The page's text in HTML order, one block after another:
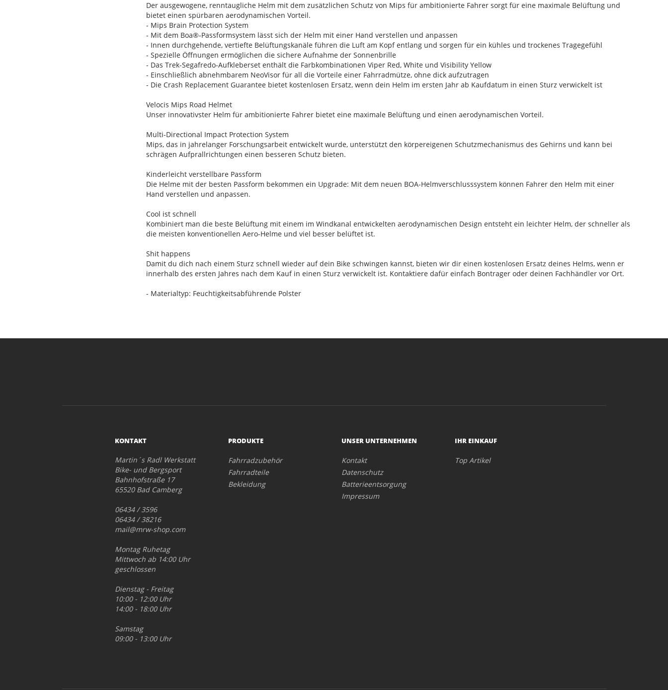
Der ausgewogene, renntaugliche Helm mit dem zusätzlichen Schutz von Mips für ambitionierte Fahrer sorgt für eine maximale Belüftung und
bietet einen spürbaren aerodynamischen Vorteil.
- Mips Brain Protection System
- Mit dem Boa®-Passformsystem lässt sich der Helm mit einer Hand verstellen und anpassen
- Innen durchgehende, vertiefte Belüftungskanäle führen die Luft am Kopf entlang und sorgen für ein kühles und trockenes Tragegefühl
- Spezielle Öffnungen ermöglichen die sichere Aufnahme der Sonnenbrille
- Das Trek-Segafredo-Aufkleberset enthält die Farbkombinationen Viper Red, White und Visibility Yellow
- Einschließlich abnehmbarem NeoVisor für all die Vorteile einer Fahrradmütze, ohne dick aufzutragen
- Die Crash Replacement Guarantee bietet kostenlosen Ersatz, wenn dein Helm im ersten Jahr ab Kaufdatum in einen Sturz verwickelt ist
Velocis Mips Road Helmet
Unser innovativster Helm für ambitionierte Fahrer bietet eine maximale Belüftung und einen aerodynamischen Vorteil.
Multi-Directional Impact Protection System
Mips, das in jahrelanger Forschungsarbeit entwickelt wurde, unterstützt den körpereigenen Schutzmechanismus des Gehirns und kann bei
schrägen Aufprallrichtungen einen besseren Schutz bieten.
Kinderleicht verstellbare Passform
Die Helme mit der besten Passform bekommen ein Upgrade: Mit dem neuen BOA-Helmverschlusssystem können Fahrer den Helm mit einer
Hand verstellen und anpassen.
Cool ist schnell
Kombiniert man die beste Belüftung mit einem im Windkanal entwickelten aerodynamischen Design entsteht ein leichter Helm, der schneller als
die meisten konventionellen Aero-Helme und viel besser belüftet ist.
Shit happens
Damit du dich nach einem Sturz schnell wieder auf dein Bike schwingen kannst, bieten wir dir einen kostenlosen Ersatz deines Helms, wenn er
innerhalb des ersten Jahres nach dem Kauf in einen Sturz verwickelt ist. Kontaktiere dafür einfach Bontrager oder deinen Fachhändler vor Ort.
- Materialtyp: Feuchtigkeitsabführende Polster
KONTAKT
Martin´s Radl Werkstatt
Bike- und Bergsport
Bahnhofstraße 17
65520 Bad Camberg
06434 / 3596
06434 / 38216
mail@mrw-shop.com
Montag Ruhetag
Mittwoch ab 14:00 Uhr
geschlossen
Dienstag - Freitag
10:00 - 12:00 Uhr
14:00 - 18:00 Uhr
Samstag
09:00 - 13:00 Uhr
PRODUKTE
Fahrradzubehör
Fahrradteile
Bekleidung
UNSER UNTERNEHMEN
Kontakt
Datenschutz
Batterieentsorgung
Impressum
IHR EINKAUF
Top Artikel